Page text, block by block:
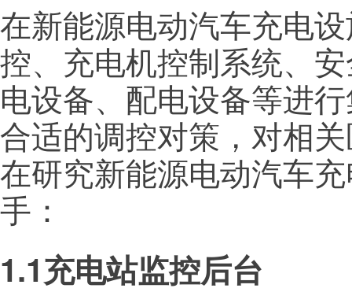
在新能源电动汽车充电
控、充电机控制系统、
电设备、配电设备等进
合适的调控对策，对相
在研究新能源电动汽车
手：
1.1充电站监控后台